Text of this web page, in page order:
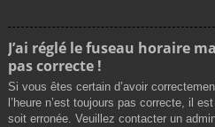
J’ai réglé le fuseau horaire
pas correcte !
Si vous êtes certain d’avoir
l’heure n’est toujours pas correcte, il
soit erronée. Veuillez contacter un